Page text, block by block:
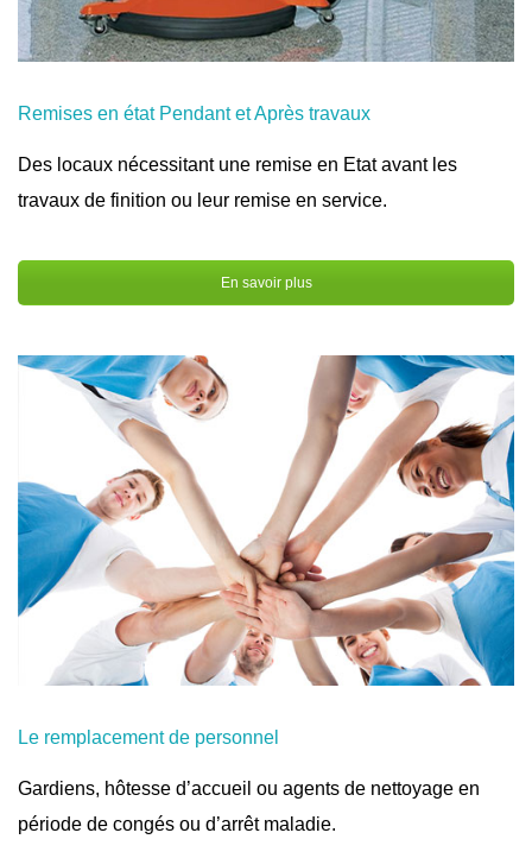
Remises en état Pendant et Après travaux
Des locaux nécessitant une remise en Etat avant les
travaux de finition ou leur remise en service.
En savoir plus
Le remplacement de personnel
Gardiens, hôtesse d’accueil ou agents de nettoyage en
période de congés ou d’arrêt maladie.